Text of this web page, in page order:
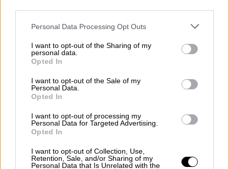
Please note that this website/app uses one or more Google
not limited to your visit or usage behaviour. You may click to
grant or deny consent to Google and its third-party tags to
use your data for below specified purposes in below Google
consent section.
Personal Data Processing Opt Outs
I want to opt-out of the Sharing of my
personal data.
Opted In
I want to opt-out of the Sale of my
Personal Data.
Opted In
I want to opt-out of processing my
Personal Data for Targeted Advertising.
Opted In
I want to opt-out of Collection, Use,
Retention, Sale, and/or Sharing of my
Personal Data that Is Unrelated with the
όνειρό του ήταν να καταλάβει όλη τη χώρα,
αλλά εξαιτίας μου, δεν θα το κάνει»,
υπογράμμισε.